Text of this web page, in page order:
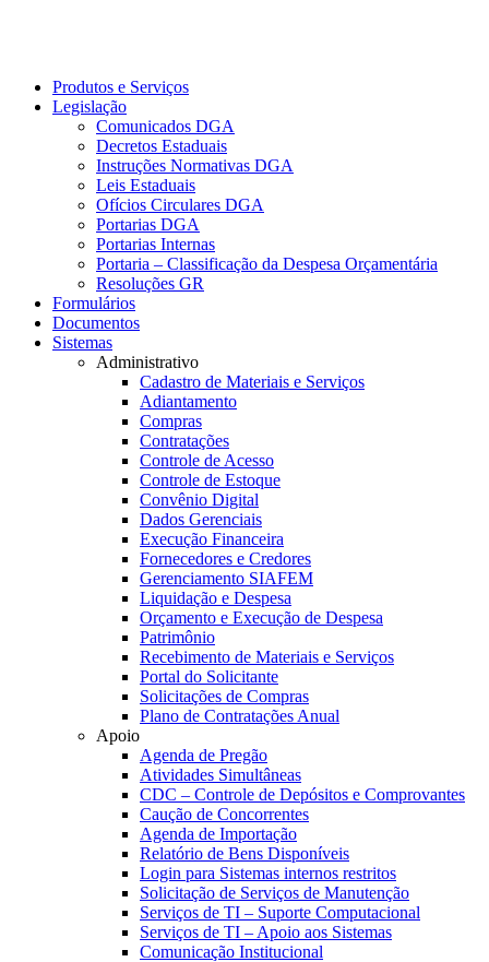
Produtos e Serviços
Legislação
Comunicados DGA
Decretos Estaduais
Instruções Normativas DGA
Leis Estaduais
Ofícios Circulares DGA
Portarias DGA
Portarias Internas
Portaria – Classificação da Despesa Orçamentária
Resoluções GR
Formulários
Documentos
Sistemas
Administrativo
Cadastro de Materiais e Serviços
Adiantamento
Compras
Contratações
Controle de Acesso
Controle de Estoque
Convênio Digital
Dados Gerenciais
Execução Financeira
Fornecedores e Credores
Gerenciamento SIAFEM
Liquidação e Despesa
Orçamento e Execução de Despesa
Patrimônio
Recebimento de Materiais e Serviços
Portal do Solicitante
Solicitações de Compras
Plano de Contratações Anual
Apoio
Agenda de Pregão
Atividades Simultâneas
CDC – Controle de Depósitos e Comprovantes
Caução de Concorrentes
Agenda de Importação
Relatório de Bens Disponíveis
Login para Sistemas internos restritos
Solicitação de Serviços de Manutenção
Serviços de TI – Suporte Computacional
Serviços de TI – Apoio aos Sistemas
Comunicação Institucional